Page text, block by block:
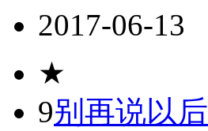
2017-06-13
★
9别再说以后